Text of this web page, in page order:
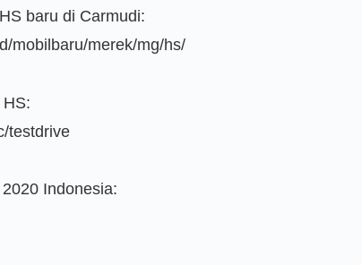
baru di Carmudi:
mobilbaru/merek/mg/hs/
testdrive
Indonesia: